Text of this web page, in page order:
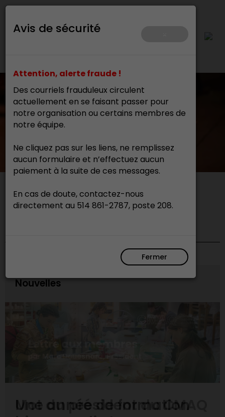
Avis de sécurité
Attention, alerte fraude !
Des courriels frauduleux circulent
actuellement en se faisant passer pour
notre organisation ou certains membres de
notre équipe.
Ne cliquez pas sur les liens, ne remplissez
aucun formulaire et n’effectuez aucun
paiement à la suite de ces messages.
En cas de doute, contactez-nous
directement au 514 861-2787, poste 208.
Fermer
Actualités
Nouvelles
Une année de formation